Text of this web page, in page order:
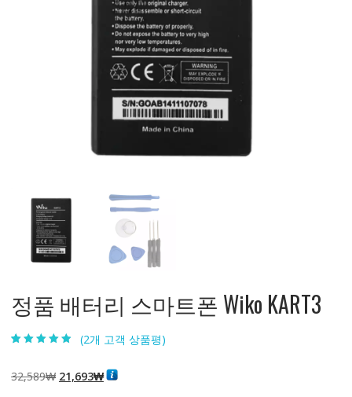
정품 배터리 스마트폰 Wiko KART3
으로 5점 만
점에점으로
(2개 고객 상품평)
32,589₩ 원
21,693₩현